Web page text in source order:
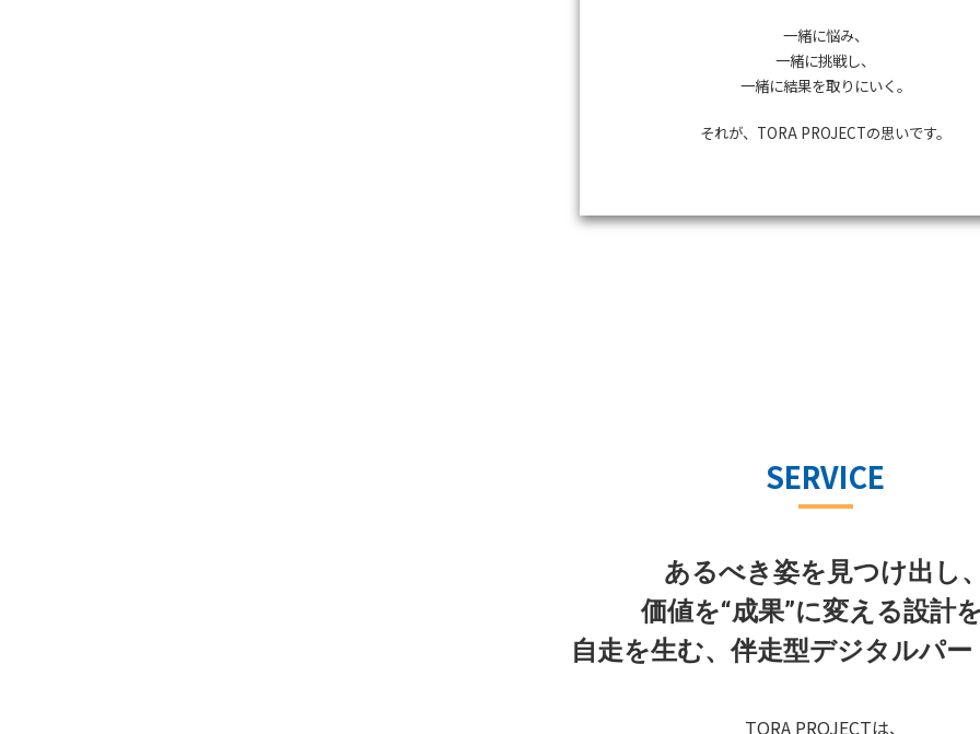
一緒に悩み、
一緒に挑戦し、
一緒に結果を取りにいく。
それが、TORA PROJECTの思いです。
SERVICE
あるべき姿を見つけ出し
価値を“成果”に変える設計
自走を生む、伴走型デジタルパ
TORA PROJECTは、